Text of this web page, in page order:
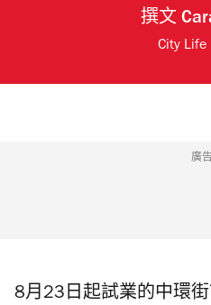
撰文
City Life
廣
8月23日起試業的中環